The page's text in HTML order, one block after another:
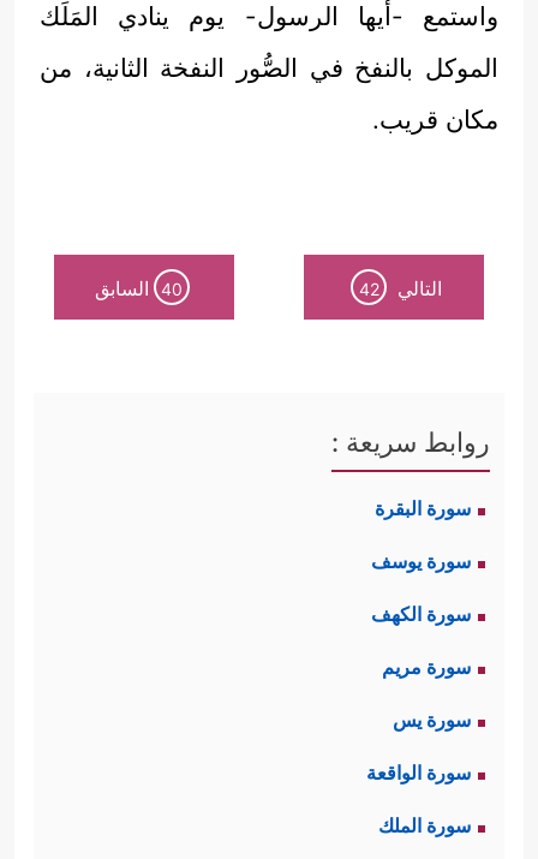
واستمع -أيها الرسول- يوم ينادي المَلَك
الموكل بالنفخ في الصُّور النفخة الثانية، من
مكان قريب.
التالي 42
40 السابق
روابط سريعة :
سورة البقرة
سورة يوسف
سورة الكهف
سورة مريم
سورة يس
سورة الواقعة
سورة الملك